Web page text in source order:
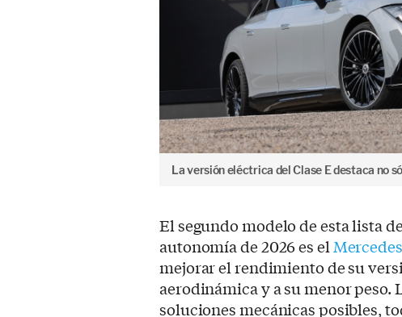
La versión eléctrica del Clase E destaca no
El segundo modelo de esta lista
autonomía de 2026 es el
mejorar el rendimiento de su
aerodinámica y a su menor peso.
soluciones mecánicas posibles,